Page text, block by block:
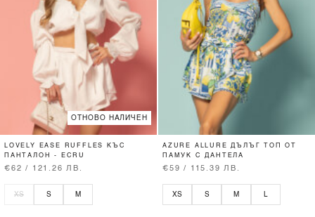
ОТНОВО НАЛИЧЕН
LOVELY EASE RUFFLES КЪС
ПАНТАЛОН - ECRU
€62 / 121.26 ЛВ.
XS S M
AZURE ALLURE ДЪЛЪГ ТОП ОТ
ПАМУК С ДАНТЕЛА
€59 / 115.39 ЛВ.
XS S M L